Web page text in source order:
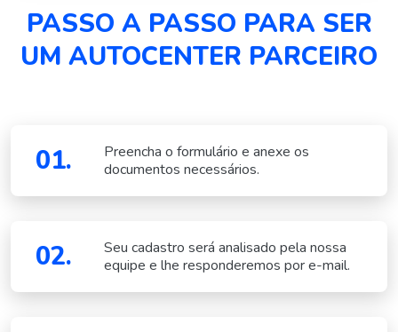
PASSO A PASSO PARA SER
UM AUTOCENTER PARCEIRO
01.
Preencha o formulário e anexe os
documentos necessários.
02.
Seu cadastro será analisado pela nossa
equipe e lhe responderemos por e-mail.